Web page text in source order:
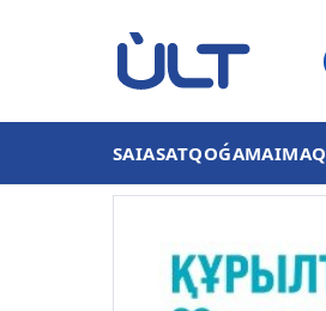
SAIASATQOǴAMAIMAQ